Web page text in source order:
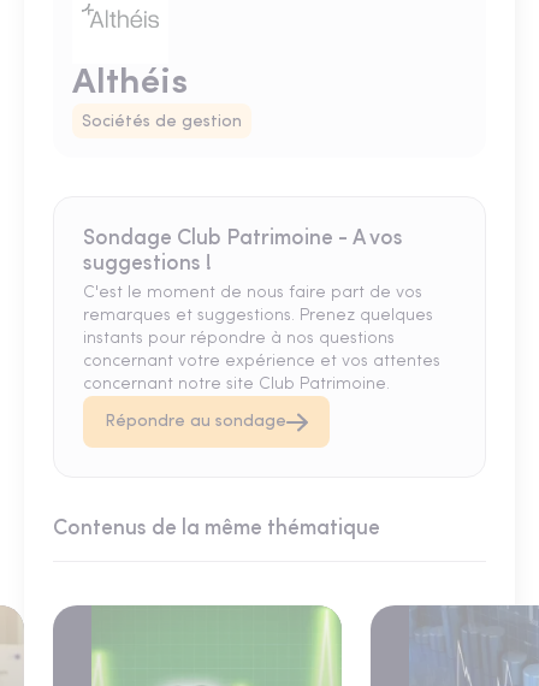
Althéis
Sociétés de gestion
Sondage Club Patrimoine - A vos
suggestions !
C'est le moment de nous faire part de vos
remarques et suggestions. Prenez quelques
instants pour répondre à nos questions
concernant votre expérience et vos attentes
concernant notre site Club Patrimoine.
Répondre au sondage
Contenus de la même thématique